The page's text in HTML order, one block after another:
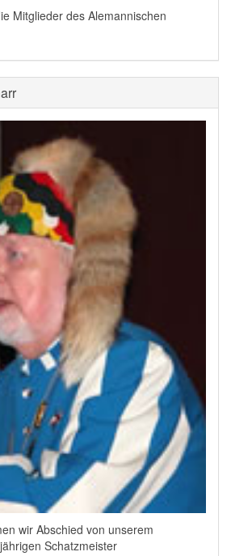
Mitglieder des Alemannischen
wir Abschied von unserem
Schatzmeister